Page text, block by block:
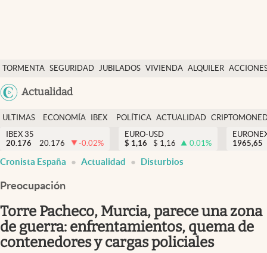
TORMENTA SEGURIDAD JUBILADOS VIVIENDA ALQUILER
USA
Actualidad
Economía y finanzas
Política
Actualidad
Criptomonedas
España
ULTIMAS
NOTICIAS
ECONOMÍA
FINANZAS
IBEX
EURO
POLÍTICA ACTUALIDAD
IBEX 35
20.176
20.176 -0.02%
EURO-USD
$ 1,16 $ 1,16 0.01%
1965,65
Cronista España Actualidad Disturbios
Preocupación
Torre Pacheco, Murcia, parece una zona
de guerra: enfrentamientos, quema de
contenedores y cargas policiales